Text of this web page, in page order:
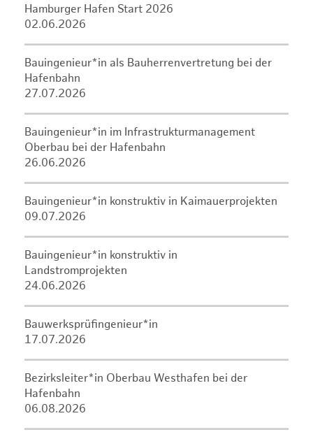
Hamburger Hafen Start 2026
02.06.2026
Bauingenieur*in als Bauherrenvertretung bei der
Hafenbahn
27.07.2026
Bauingenieur*in im Infrastrukturmanagement
Oberbau bei der Hafenbahn
26.06.2026
Bauingenieur*in konstruktiv in Kaimauerprojekten
09.07.2026
Bauingenieur*in konstruktiv in
Landstromprojekten
24.06.2026
Bauwerksprüfingenieur*in
17.07.2026
Bezirksleiter*in Oberbau Westhafen bei der
Hafenbahn
06.08.2026